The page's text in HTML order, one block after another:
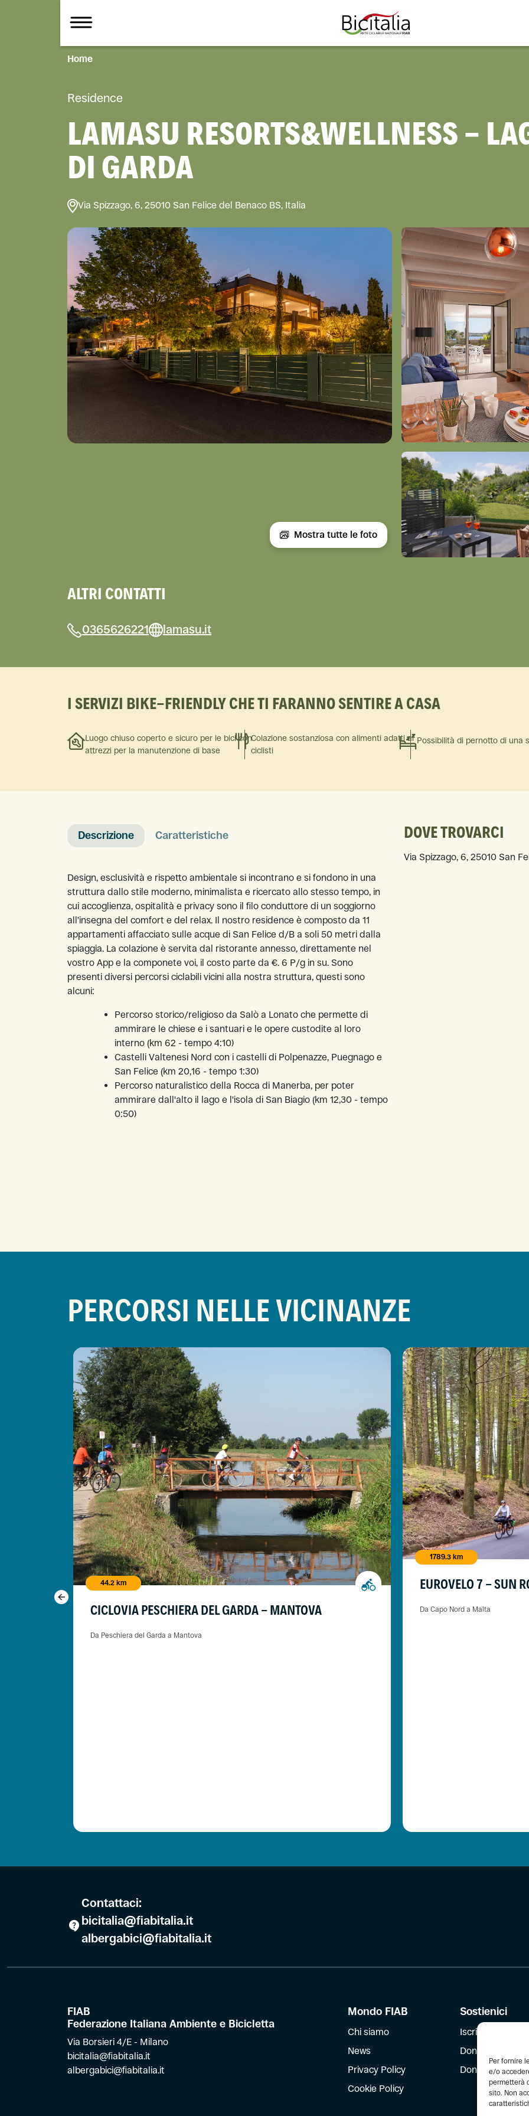
Per fornire
e/o
permetterà
sito. Non
Home
Residence
LAMASU RESORTS&WELLNESS -
DI GARDA
Via Spizzago, 6, 25010 San Felice del Benaco BS, Italia
Mostra tutte le foto
ALTRI CONTATTI
0365626221 lamasu.it
I SERVIZI BIKE-FRIENDLY CHE TI FARANNO SENTIRE A CASA
Luogo chiuso coperto e sicuro per le bici con
attrezzi per la manutenzione di base
Colazione sostanziosa con alimenti adatti ai
ciclisti
Possibilità di pernotto di una
Descrizione Caratteristiche
Design, esclusività e rispetto ambientale si incontrano e si fondono in una
struttura dallo stile moderno, minimalista e ricercato allo stesso tempo, in
cui accoglienza, ospitalità e privacy sono il filo conduttore di un soggiorno
all’insegna del comfort e del relax. Il nostro residence è composto da 11
appartamenti affacciato sulle acque di San Felice d/B a soli 50 metri dalla
spiaggia. La colazione è servita dal ristorante annesso, direttamente nel
vostro App e la componete voi, il costo parte da €. 6 P/g in su. Sono
presenti diversi percorsi ciclabili vicini alla nostra struttura, questi sono
alcuni:
Percorso storico/religioso da Salò a Lonato che permette di
ammirare le chiese e i santuari e le opere custodite al loro
interno (km 62 - tempo 4:10)
Castelli Valtenesi Nord con i castelli di Polpenazze, Puegnago e
San Felice (km 20,16 - tempo 1:30)
Percorso naturalistico della Rocca di Manerba, per poter
ammirare dall'alto il lago e l'isola di San Biagio (km 12,30 - tempo
0:50)
DOVE TROVARCI
Via Spizzago, 6, 25010 San
PERCORSI NELLE VICINANZE
44.2 km
CICLOVIA PESCHIERA DEL GARDA - MANTOVA
Da Peschiera del Garda a Mantova
1789.3 km
EUROVELO 7 - SUN
Da Capo Nord a Malta
Contattaci:
bicitalia@fiabitalia.it
albergabici@fiabitalia.it
FIAB
Federazione Italiana Ambiente e Bicicletta
Via Borsieri 4/E - Milano
bicitalia@fiabitalia.it
albergabici@fiabitalia.it
Mondo FIAB
Chi siamo
News
Privacy Policy
Cookie Policy
Sostienici
Iscriviti
Dona
Dona il 5 per